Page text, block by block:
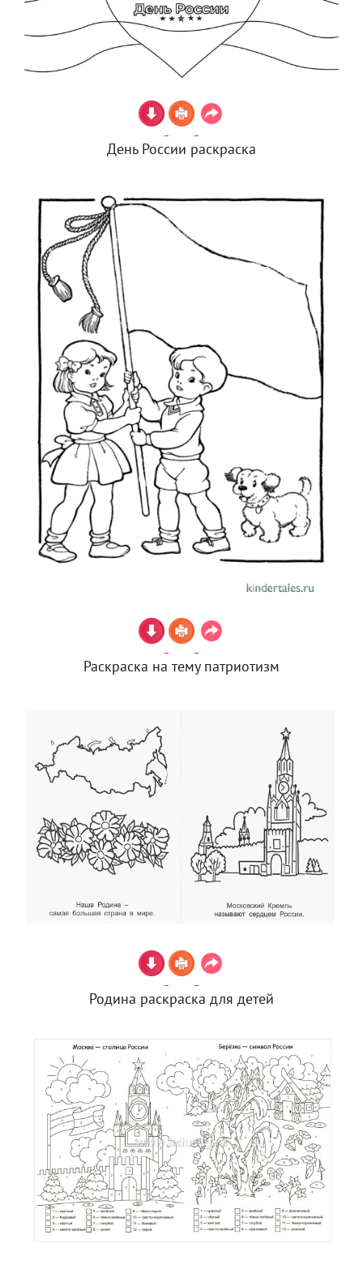
День России раскраска
Раскраска на тему патриотизм
Родина раскраска для детей